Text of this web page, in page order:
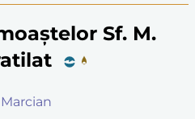
Sf. M.